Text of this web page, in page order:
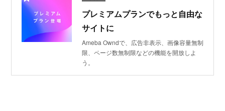
プレミアムプランでもっと自由な
サイトに
Ameba Owndで、広告非表示、画像容量無制
限、ページ数無制限などの機能を開放しよ
う。